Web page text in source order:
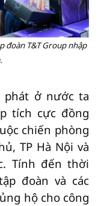
đoàn T&T Group nhập
phát ở nước ta
tích cực đồng
chiến phòng
TP Hà Nội và
Tính đến thời
đoàn và các
hộ cho công